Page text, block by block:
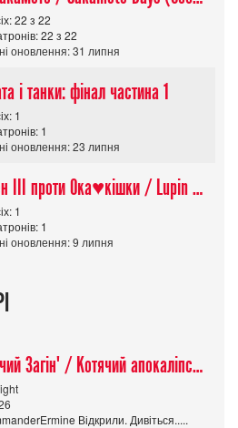
22 з 22
22 з 22
оновлення: 31 липня
і танки: фінал частина 1
1
1
оновлення: 23 липня
Люпен ІІІ проти Ока♥кішки / Lupin III vs Cats Eye Movie
1
1
оновлення: 9 липня
"Котячий Загін" / Котячий апокаліпсис / Cat Shit One
Відкрили. Дивіться.....